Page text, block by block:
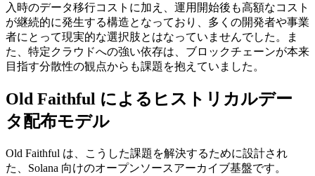
入時のデータ移行コストに加え、運用開始後も高額なコスト
が継続的に発生する構造となっており、多くの開発者や事業
者にとって現実的な選択肢とはなっていませんでした。ま
た、特定クラウドへの強い依存は、ブロックチェーンが本来
目指す分散性の観点からも課題を抱えていました。
Old Faithful によるヒストリカルデー
タ配布モデル
Old Faithful は、こうした課題を解決するために設計され
た、Solana 向けのオープンソースアーカイブ基盤です。